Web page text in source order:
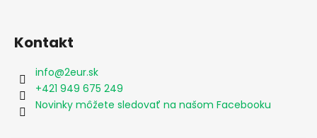
Kontakt
info@2eur.sk
+421 949 675 249
Novinky môžete sledovať na našom Facebooku